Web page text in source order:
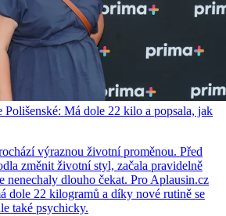
Má dole 22 kilo a popsala, jak
výraznou životní proměnou. Před
změnit životní styl, začala pravidelně
nenechaly dlouho čekat. Pro Aplausin.cz
dole 22 kilogramů a díky nové rutině se
také psychicky.